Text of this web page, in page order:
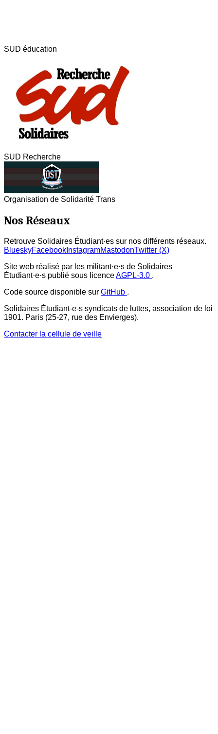
SUD éducation
SUD Recherche
Organisation de Solidarité Trans
Nos Réseaux
Retrouve Solidaires Étudiant·es sur nos différents réseaux.
BlueskyFacebook InstagramMastodonTwitter (X)
Site web réalisé par les militant·e·s de Solidaires
Étudiant·e·s publié sous licenceAGPL-3.0 .
Code source disponible sur GitHub .
Solidaires Étudiant-e-s syndicats de luttes, association de loi
1901. Paris (25-27, rue des Envierges).
Contacter la cellule de veille